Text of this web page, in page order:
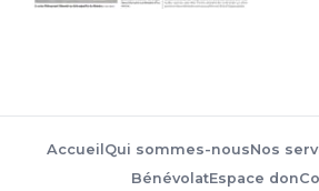
Accueil Qui sommes-nousNos
BénévolatEspace don